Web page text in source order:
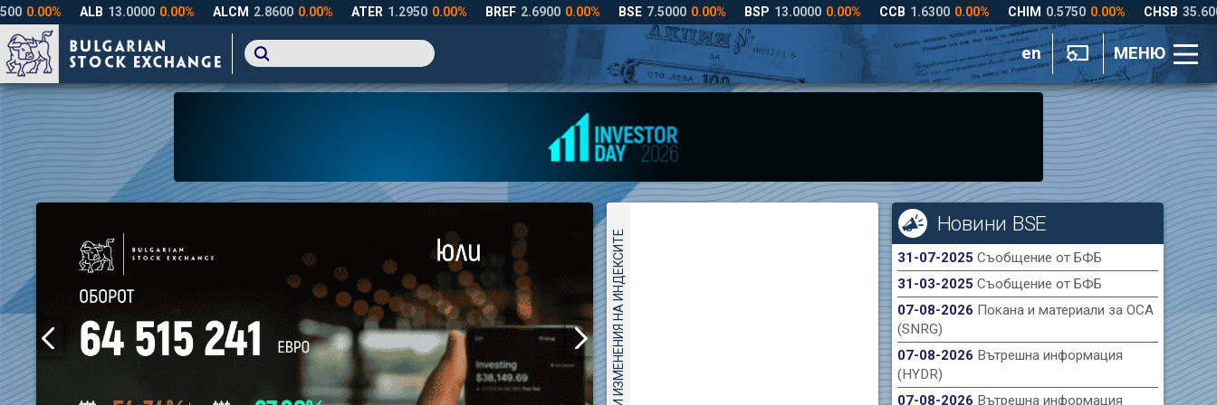
en МЕНЮ
ДНЕВНИ ИЗМЕНЕНИЯ НА ИНДЕКСИТЕ
Новини BSE
31-07-2025 Съобщение от БФБ
31-03-2025 Съобщение от БФБ
07-08-2026 Покана и материали за ОСА
(SNRG)
07-08-2026 Вътрешна информация
(HYDR)
07-08-2026 Вътрешна информация